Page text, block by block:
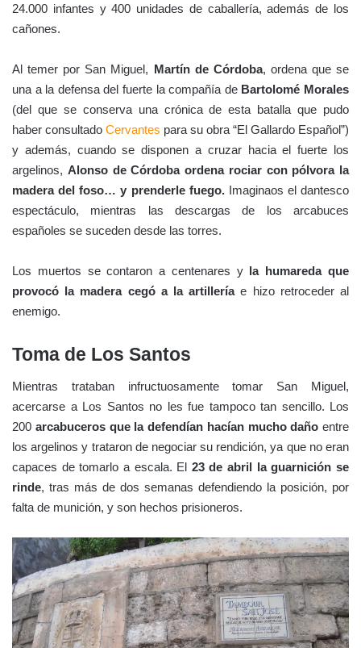
24.000 infantes y 400 unidades de caballería, además de los
cañones.
Al temer por San Miguel, Martín de Córdoba, ordena que se
una a la defensa del fuerte la compañía de Bartolomé Morales
(del que se conserva una crónica de esta batalla que pudo
haber consultado Cervantes para su obra “El Gallardo Español”)
y además, cuando se disponen a cruzar hacia el fuerte los
argelinos, Alonso de Córdoba ordena rociar con pólvora la
madera del foso… y prenderle fuego.Imaginaos el dantesco
espectáculo, mientras las descargas de los arcabuces
españoles se suceden desde las torres.
Los muertos se contaron a centenares y la humareda que
provocó la madera cegó a la artilleríae hizo retroceder al
enemigo.
Toma de Los Santos
Mientras trataban infructuosamente tomar San Miguel,
acercarse a Los Santos no les fue tampoco tan sencillo. Los
200 arcabuceros que la defendían hacían mucho daño entre
los argelinos y trataron de negociar su rendición, ya que no eran
capaces de tomarlo a escala. El 23 de abril la guarnición se
rinde, tras más de dos semanas defendiendo la posición, por
falta de munición, y son hechos prisioneros.